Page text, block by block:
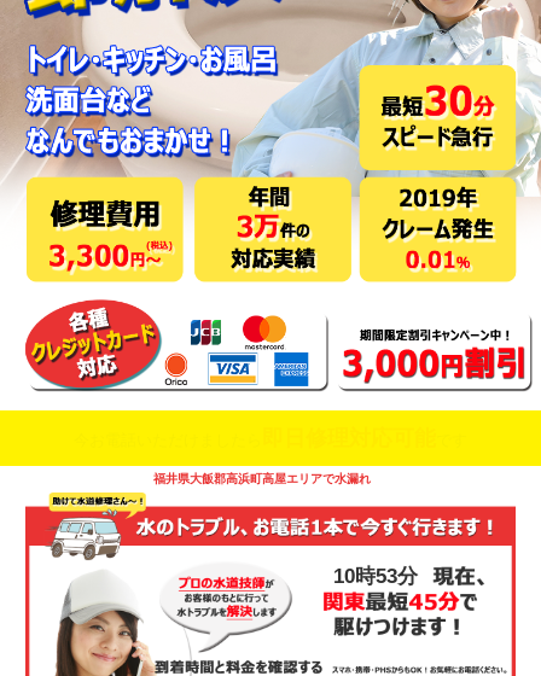
福井県大飯郡高浜町高屋エリアで水漏れ
10時53分